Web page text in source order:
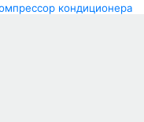
кондиционера